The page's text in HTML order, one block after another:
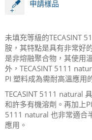
申請樣品
未填充等級的TECASINT
胺，其特點是具有非常好
是非熔融聚合物，其使用
外，TECASINT 5111
PI 塑料成為需耐高溫應用
TECASINT 5111 natural
和許多有機溶劑。再加上
5111 natural 也非常適合
應用。